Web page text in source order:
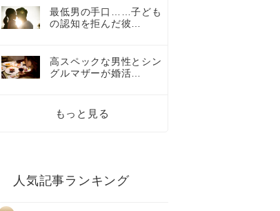
最低男の手口……子ども
の認知を拒んだ彼…
高スペックな男性とシン
グルマザーが婚活…
もっと見る
人気記事ランキング